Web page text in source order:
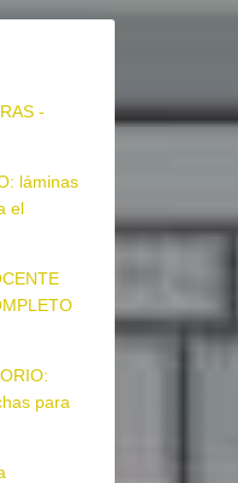
-
láminas
el
para